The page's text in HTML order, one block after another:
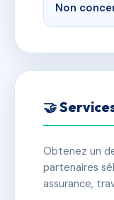
Non
🤝
Obtenez un
partenaires
assurance,